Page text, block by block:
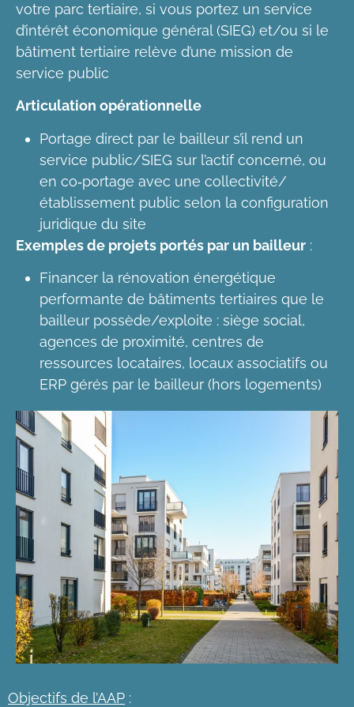
votre parc tertiaire, si vous portez un service
d’intérêt économique général (SIEG) et/ou si le
bâtiment tertiaire relève d’une mission de
service public
Articulation opérationnelle
Portage direct par le bailleur s’il rend un
service public/SIEG sur l’actif concerné, ou
en co‑portage avec une collectivité/
établissement public selon la configuration
juridique du site
Exemples de projets portés par un bailleur :
Financer la rénovation énergétique
performante de bâtiments tertiaires que le
bailleur possède/exploite : siège social,
agences de proximité, centres de
ressources locataires, locaux associatifs ou
ERP gérés par le bailleur (hors logements)
Objectifs de l’AAP :